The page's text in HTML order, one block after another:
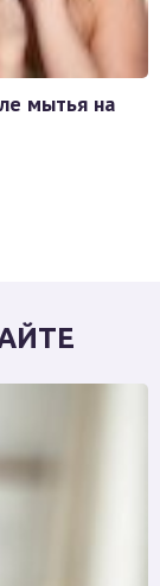
мытья на